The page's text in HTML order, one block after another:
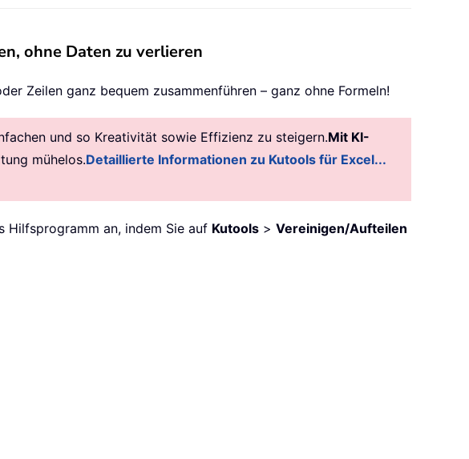
ohne Daten zu verlieren
Zeilen ganz bequem zusammenführen – ganz ohne Formeln!
und so Kreativität sowie Effizienz zu steigern.Mit KI-
mühelos.Detaillierte Informationen zu Kutools für Excel...
Hilfsprogramm an, indem Sie auf Kutools > Vereinigen/Aufteilen